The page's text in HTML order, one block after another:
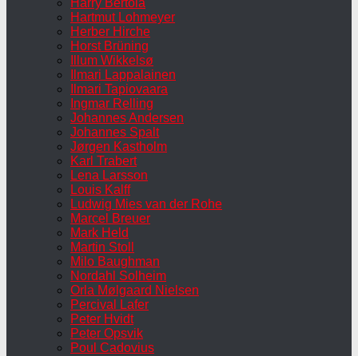
Hartmut Lohmeyer
Herber Hirche
Horst Brüning
Illum Wikkelsø
Ilmari Lappalainen
Ilmari Tapiovaara
Ingmar Relling
Johannes Andersen
Johannes Spalt
Jørgen Kastholm
Karl Trabert
Lena Larsson
Louis Kalff
Ludwig Mies van der Rohe
Marcel Breuer
Mark Held
Martin Stoll
Milo Baughman
Nordahl Solheim
Orla Mølgaard Nielsen
Percival Lafer
Peter Hvidt
Peter Opsvik
Poul Cadovius